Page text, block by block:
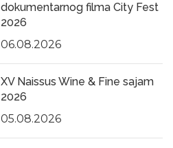
dokumentarnog filma City Fest
2026
06.08.2026
XV Naissus Wine & Fine sajam
2026
05.08.2026